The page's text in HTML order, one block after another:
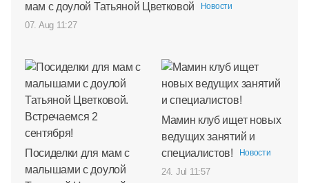
мам с доулой Татьяной Цветковой
Новости
07. Aug 11:27
Посиделки для мам с
малышами с доулой
Мамин клуб ищет новых
ведущих занятий и
специалистов!
Новости
24. Jul 11:57